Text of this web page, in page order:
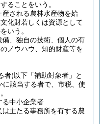
ることをいう。
される農林水産物を始
化財若しくは資源として
いう。
、独自の技術、個人の有
ノウハウ、知的財産等を
者(以下「補助対象者」と
に該当する者で、市税、使
る中小企業者
主たる事務所を有する農